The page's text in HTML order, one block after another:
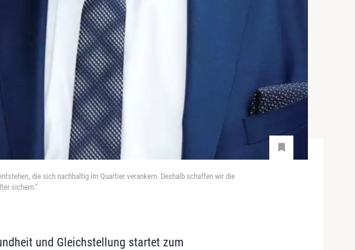
die sich nachhaltig im Quartier verankern. Deshalb schaffen wir die
sichern.“
und Gleichstellung startet zum